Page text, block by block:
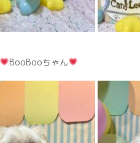
BooBooちゃん